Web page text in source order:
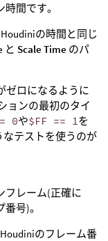
間です。
の時間と同じ
と Scale Time のパ
ゼロになるように
ョンの最初のタイ
0や$FF == 1を
なテストを使うのが
フレーム(正確に
号)。
のフレーム番